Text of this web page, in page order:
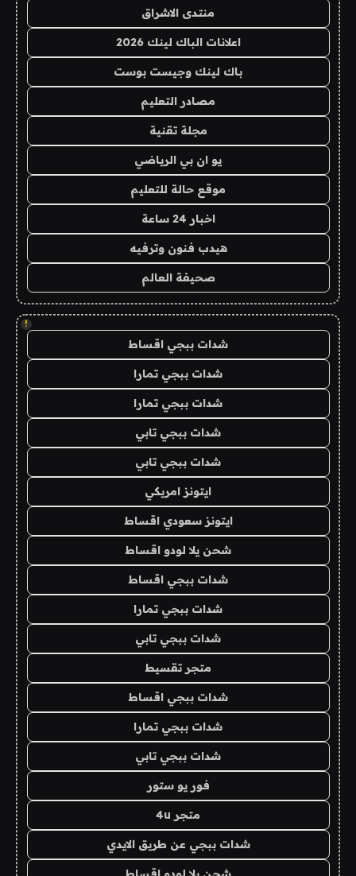
منتدى الاشراق
اعلانات الباك لينك 2026
باك لينك وجيست بوست
مصادر التعليم
مجلة تقنية
يو ان بي الرياضي
موقع حالة للتعليم
اخبار 24 ساعة
هيدب فنون وترفيه
صحيفة العالم
!
شدات ببجي اقساط
شدات ببجي تمارا
شدات ببجي تمارا
شدات ببجي تابي
شدات ببجي تابي
ايتونز امريكي
ايتونز سعودي اقساط
شحن يلا لودو اقساط
شدات ببجي اقساط
شدات ببجي تمارا
شدات ببجي تابي
متجر تقسيط
شدات ببجي اقساط
شدات ببجي تمارا
شدات ببجي تابي
فور يو ستور
متجر 4u
شدات ببجي عن طريق الايدي